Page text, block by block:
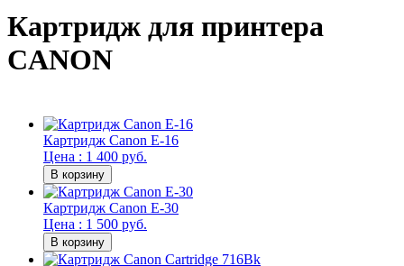
Картридж для принтера
CANON
Картридж Canon E-16
Цена : 1 400 руб.
Картридж Canon E-30
Цена : 1 500 руб.